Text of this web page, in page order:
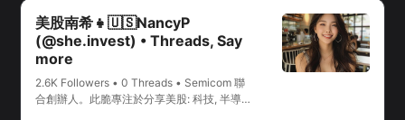
美股南希👧🇺🇸NancyP
(@she.invest) • Threads, Say
more
2.6K Followers • 0 Threads • Semicom 聯
合創辦人。此脆專注於分享美股: 科技, 半導